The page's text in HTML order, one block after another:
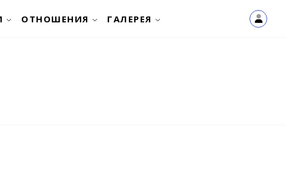
ОТНОШЕНИЯ ГАЛЕРЕЯ